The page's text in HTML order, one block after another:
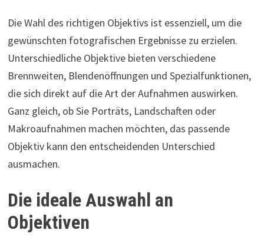
Die Wahl des richtigen Objektivs ist essenziell, um die
gewünschten fotografischen Ergebnisse zu erzielen.
Unterschiedliche Objektive bieten verschiedene
Brennweiten, Blendenöffnungen und Spezialfunktionen,
die sich direkt auf die Art der Aufnahmen auswirken.
Ganz gleich, ob Sie Porträts, Landschaften oder
Makroaufnahmen machen möchten, das passende
Objektiv kann den entscheidenden Unterschied
ausmachen.
Die ideale Auswahl an
Objektiven